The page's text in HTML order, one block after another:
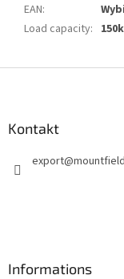
EAN:
Load capacity:
Kontakt
export@
Informations